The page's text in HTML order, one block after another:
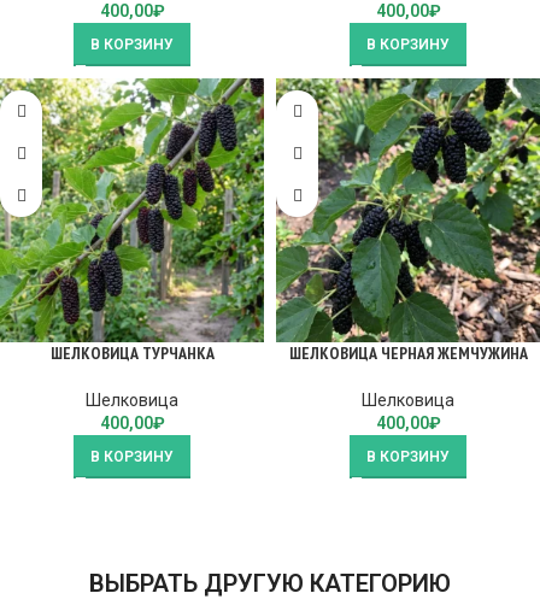
400,00₽
В КОРЗИНУ
400,00₽
В КОРЗИНУ
ШЕЛКОВИЦА ТУРЧАНКА
Шелковица
400,00₽
В КОРЗИНУ
ШЕЛКОВИЦА ЧЕРНАЯ ЖЕМЧУЖИНА
Шелковица
400,00₽
В КОРЗИНУ
ВЫБРАТЬ ДРУГУЮ КАТЕГОРИЮ